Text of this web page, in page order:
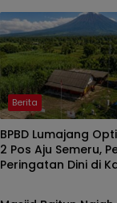
Berita
BPBD Lumajang
2 Pos Aju Semeru,
Peringatan Dini di
Berita